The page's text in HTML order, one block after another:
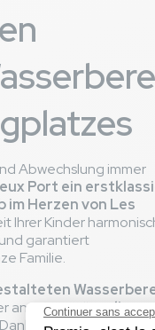
Abwechslung immer
Port ein
im Herzen von Les
Ihrer Kinder
garantiert
Familie.
anregen soll, indie
moderner und